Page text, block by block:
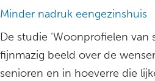
Minder nadruk eengezinshuis
De studie ‘Woonprofielen van
fijnmazig beeld over de
senioren en in hoeverre die